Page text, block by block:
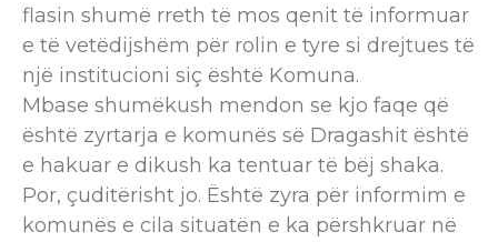
flasin shumë rreth të mos qenit të informuar
e të vetëdijshëm për rolin e tyre si drejtues të
një institucioni siç është Komuna.
Mbase shumëkush mendon se kjo faqe që
është zyrtarja e komunës së Dragashit është
e hakuar e dikush ka tentuar të bëj shaka.
Por, çuditërisht jo. Është zyra për informim e
komunës e cila situatën e ka përshkruar në